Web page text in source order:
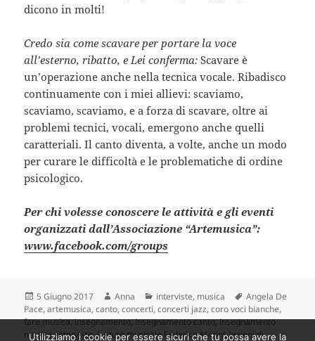
dicono in molti!
Credo sia come scavare per portare la voce
all’esterno, ribatto, e Lei conferma: Scavare è
un’operazione anche nella tecnica vocale. Ribadisco
continuamente con i miei allievi: scaviamo,
scaviamo, scaviamo, e a forza di scavare, oltre ai
problemi tecnici, vocali, emergono anche quelli
caratteriali. Il canto diventa, a volte, anche un modo
per curare le difficoltà e le problematiche di ordine
psicologico.
Per chi volesse conoscere le attività e gli eventi
organizzati dall’Associazione “Artemusica”:
www.facebook.com/groups
Scritto
il
5 Giugno 2017 Autore
Anna Categorie
interviste, musica Tag
Angela De
Pace,artemusica,canto,concerti,concerti jazz,coro voci bianche,
fare musica,insegnamento,insegnamento canto,insegnamento
musica,interviste,Istituto musicale Federico Marini,lezioni di
Utilizziamo i cookie per essere sicuri che tu possa avere la